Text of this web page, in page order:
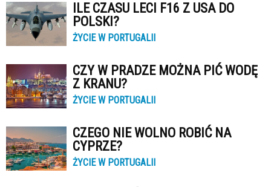
ILE CZASU LECI F16 Z USA DO
POLSKI?
ŻYCIE W PORTUGALII
CZY W PRADZE MOŻNA PIĆ WODĘ
Z KRANU?
ŻYCIE W PORTUGALII
CZEGO NIE WOLNO ROBIĆ NA
CYPRZE?
ŻYCIE W PORTUGALII